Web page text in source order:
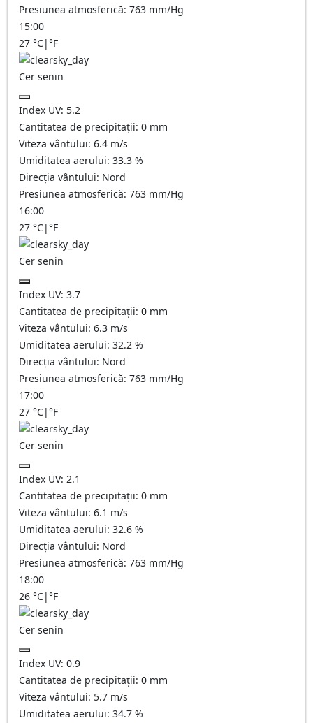
Presiunea atmosferică: 763 mm/Hg
15:00
27 °C|°F
Cer senin
Index UV: 5.2
Cantitatea de precipitații: 0 mm
Viteza vântului: 6.4 m/s
Umiditatea aerului: 33.3 %
Direcția vântului: Nord
Presiunea atmosferică: 763 mm/Hg
16:00
27 °C|°F
Cer senin
Index UV: 3.7
Cantitatea de precipitații: 0 mm
Viteza vântului: 6.3 m/s
Umiditatea aerului: 32.2 %
Direcția vântului: Nord
Presiunea atmosferică: 763 mm/Hg
17:00
27 °C|°F
Cer senin
Index UV: 2.1
Cantitatea de precipitații: 0 mm
Viteza vântului: 6.1 m/s
Umiditatea aerului: 32.6 %
Direcția vântului: Nord
Presiunea atmosferică: 763 mm/Hg
18:00
26 °C|°F
Cer senin
Index UV: 0.9
Cantitatea de precipitații: 0 mm
Viteza vântului: 5.7 m/s
Umiditatea aerului: 34.7 %